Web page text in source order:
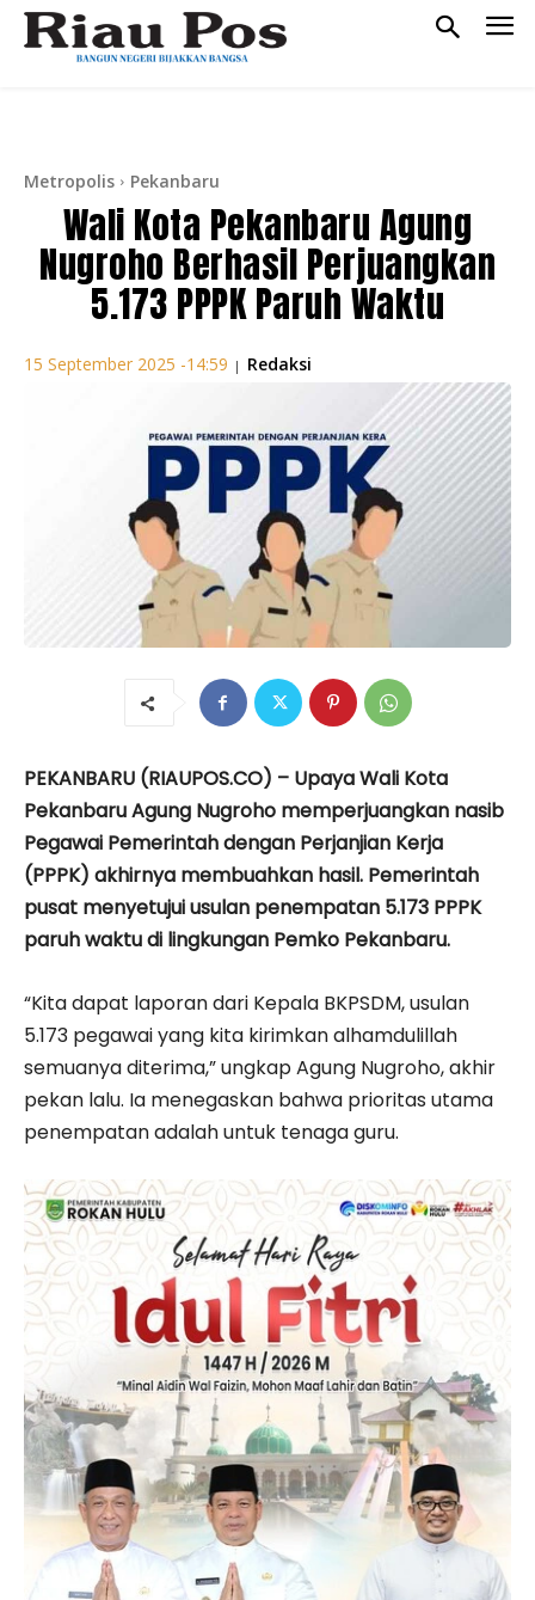
Metropolis Pekanbaru
Wali Kota Pekanbaru Agung
Nugroho Berhasil Perjuangkan
5.173 PPPK Paruh Waktu
15 September 2025 -14:59 | Redaksi
PEKANBARU (RIAUPOS.CO) – Upaya Wali Kota
Pekanbaru Agung Nugroho memperjuangkan nasib
Pegawai Pemerintah dengan Perjanjian Kerja
(PPPK) akhirnya membuahkan hasil. Pemerintah
pusat menyetujui usulan penempatan 5.173 PPPK
paruh waktu di lingkungan Pemko Pekanbaru.
“Kita dapat laporan dari Kepala BKPSDM, usulan
5.173 pegawai yang kita kirimkan alhamdulillah
semuanya diterima,” ungkap Agung Nugroho, akhir
pekan lalu. Ia menegaskan bahwa prioritas utama
penempatan adalah untuk tenaga guru.